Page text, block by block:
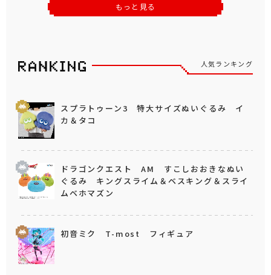
もっと見る
人気ランキング
スプラトゥーン3 特大サイズぬいぐるみ イ
カ＆タコ
ドラゴンクエスト AM すこしおおきなぬい
ぐるみ キングスライム＆ベスキング＆スライ
ムベホマズン
初音ミク T-most フィギュア